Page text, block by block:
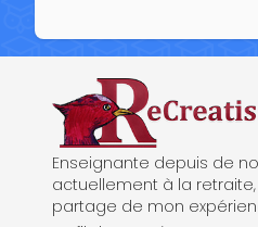
ReCreatisse
Enseignante depuis de
actuellement à la
partage de mon